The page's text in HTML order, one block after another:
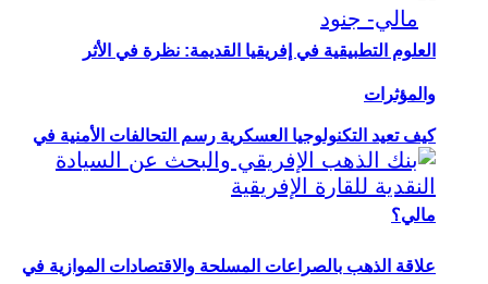
كيف تعيد التكنولوجيا العسكرية رسم التحالفات الأمنية في
مالي؟
العلوم التطبيقية في إفريقيا القديمة: نظرة في الأثر
والمؤثرات
علاقة الذهب بالصراعات المسلحة والاقتصادات الموازية في